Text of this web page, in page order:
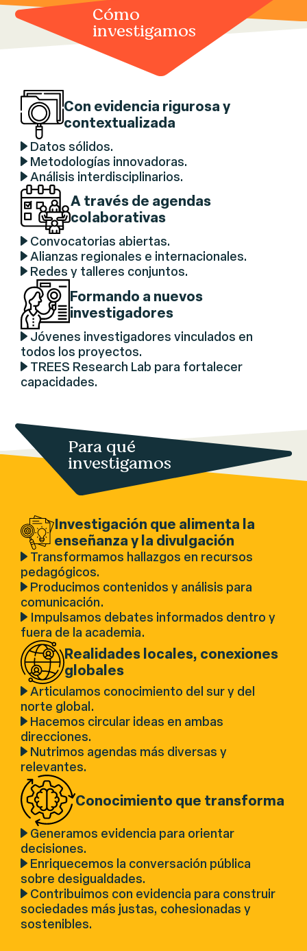
Cómo
investigamos
Con evidencia rigurosa y
contextualizada
Datos sólidos.
Metodologías innovadoras.
Análisis interdisciplinarios.
A través de agendas
colaborativas
Convocatorias abiertas.
Alianzas regionales e internacionales.
Redes y talleres conjuntos.
Formando a nuevos
investigadores
Jóvenes investigadores vinculados en
todos los proyectos.
TREES Research Lab para fortalecer
capacidades.
Para qué
investigamos
Investigación que alimenta la
enseñanza y la divulgación
Transformamos hallazgos en recursos
pedagógicos.
Producimos contenidos y análisis para
comunicación.
Impulsamos debates informados dentro y
fuera de la academia.
Realidades locales, conexiones
globales
Articulamos conocimiento del sur y del
norte global.
Hacemos circular ideas en ambas
direcciones.
Nutrimos agendas más diversas y
relevantes.
Conocimiento que transforma
Generamos evidencia para orientar
decisiones.
Enriquecemos la conversación pública
sobre desigualdades.
Contribuimos con evidencia para construir
sociedades más justas, cohesionadas y
sostenibles.